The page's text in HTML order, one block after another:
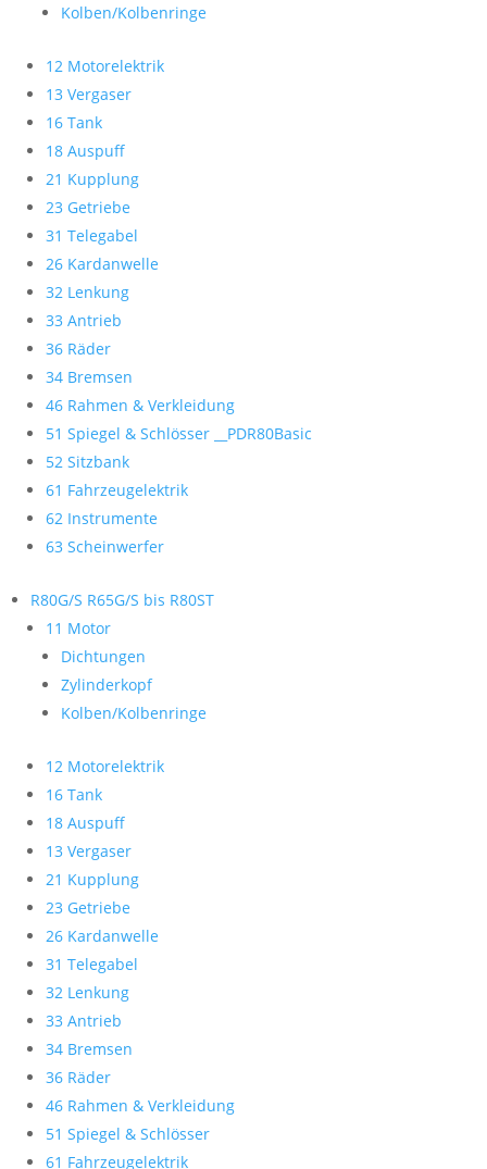
Kolben/Kolbenringe
12 Motorelektrik
13 Vergaser
16 Tank
18 Auspuff
21 Kupplung
23 Getriebe
31 Telegabel
26 Kardanwelle
32 Lenkung
33 Antrieb
36 Räder
34 Bremsen
46 Rahmen & Verkleidung
51 Spiegel & Schlösser __PDR80Basic
52 Sitzbank
61 Fahrzeugelektrik
62 Instrumente
63 Scheinwerfer
R80G/S R65G/S bis R80ST
11 Motor
Dichtungen
Zylinderkopf
Kolben/Kolbenringe
12 Motorelektrik
16 Tank
18 Auspuff
13 Vergaser
21 Kupplung
23 Getriebe
26 Kardanwelle
31 Telegabel
32 Lenkung
33 Antrieb
34 Bremsen
36 Räder
46 Rahmen & Verkleidung
51 Spiegel & Schlösser
61 Fahrzeugelektrik